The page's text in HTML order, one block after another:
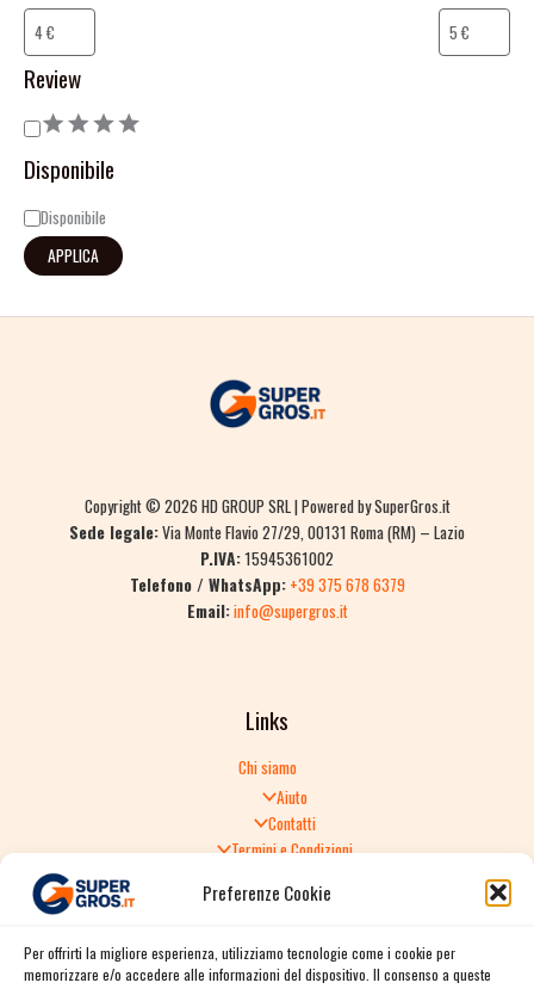
Preferenze Cookie
Per offrirti la migliore esperienza, utilizziamo tecnologie come i cookie per
memorizzare e/o accedere alle informazioni del dispositivo. Il consenso a queste
Review
Disponibile
Disponibile
APPLICA
Copyright © 2026 HD GROUP SRL | Powered by SuperGros.it
Sede legale:Via Monte Flavio 27/29, 00131 Roma (RM) – Lazio
P.IVA:15945361002
Telefono / WhatsApp: +39 375 678 6379
Email:info@supergros.it
Links
Chi siamo
Aiuto
Contatti
Termini e Condizioni
Politica di Reso
Spedizione e consegna